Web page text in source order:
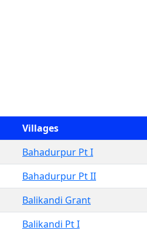
Villages
Bahadurpur Pt I
Bahadurpur Pt II
Balikandi Grant
Balikandi Pt I